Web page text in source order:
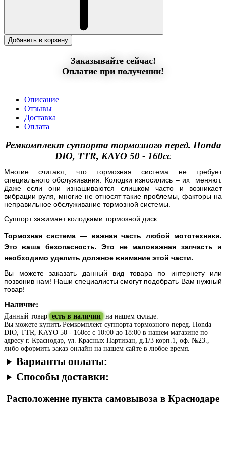
Добавить в корзину
Заказывайте сейчас!
Оплатие при получении!
Описание
Отзывы
Доставка
Оплата
Ремкомплект суппорта тормозного перед. Honda
DIO, TTR, KAYO 50 - 160cc
Многие считают, что тормозная система не требует
специального обслуживания. Колодки износились – их меняют.
Даже если они изнашиваются слишком часто и возникает
вибрации руля, многие не относят такие проблемы, факторы на
неправильное обслуживание тормозной системы.
Суппорт зажимает колодками тормозной диск.
Тормозная система — важная часть любой мототехники.
Это ваша безопасность. Это не маловажная запчасть и
необходимо уделить должное внимание этой части.
Вы можете заказать данный вид товара по интернету или
позвонив нам! Наши специалисты смогут подобрать Вам нужный
товар!
Наличие:
Данный товар есть в наличии на нашем складе.
Вы можете купить Ремкомплект суппорта тормозного перед. Honda
DIO, TTR, KAYO 50 - 160cc с 10:00 до 18:00 в нашем магазине по
адресу г. Краснодар, ул. Красных Партизан, д.1/3 корп.1, оф. №23.,
либо оформить заказ онлайн на нашем сайте в любое время.
Варианты оплаты:
Способы доставки:
Расположение пункта самовывоза в Краснодаре